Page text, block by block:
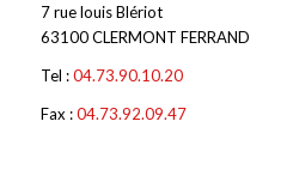
7 rue louis Blériot
63100 CLERMONT FERRAND
Tel :04.73.90.10.20
Fax :04.73.92.09.47